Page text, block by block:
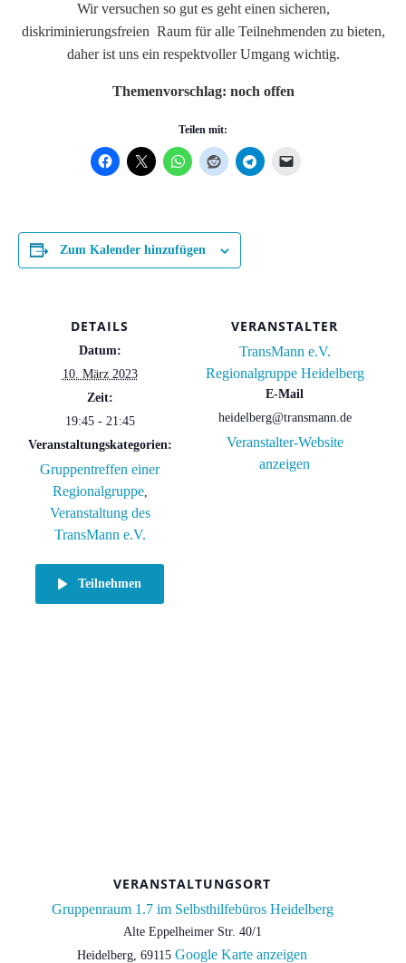
Wir versuchen so gut es geht einen sicheren,
diskriminierungsfreien Raum für alle Teilnehmenden zu bieten,
daher ist uns ein respektvoller Umgang wichtig.
Themenvorschlag: noch offen
Teilen mit:
Zum Kalender hinzufügen
DETAILS
Datum:
10. März 2023
Zeit:
19:45 - 21:45
Veranstaltungskategorien:
Gruppentreffen einer
Regionalgruppe,
Veranstaltung des
TransMann e.V.
Teilnehmen
VERANSTALTER
TransMann e.V.
Regionalgruppe Heidelberg
E-Mail
heidelberg@transmann.de
Veranstalter-Website
anzeigen
VERANSTALTUNGSORT
Gruppenraum 1.7 im Selbsthilfebüros Heidelberg
Alte Eppelheimer Str. 40/1
Heidelberg, 69115 Google Karte anzeigen